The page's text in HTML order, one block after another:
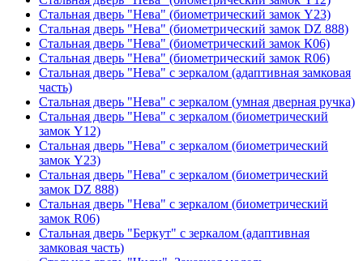
Стальная дверь "Нева" (биометрический замок Y23)
Стальная дверь "Нева" (биометрический замок DZ 888)
Стальная дверь "Нева" (биометрический замок К06)
Стальная дверь "Нева" (биометрический замок R06)
Стальная дверь "Нева" с зеркалом (адаптивная замковая
часть)
Стальная дверь "Нева" с зеркалом (умная дверная ручка)
Стальная дверь "Нева" с зеркалом (биометрический
замок Y12)
Стальная дверь "Нева" с зеркалом (биометрический
замок Y23)
Стальная дверь "Нева" с зеркалом (биометрический
замок DZ 888)
Стальная дверь "Нева" с зеркалом (биометрический
замок R06)
Стальная дверь "Беркут" с зеркалом (адаптивная
замковая часть)